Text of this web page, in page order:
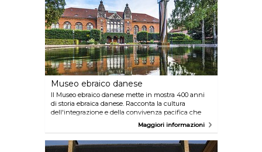
organizza numerosi esperimenti e attività che
faranno appassionare i vostri bambini interessati
alla scienza fin da subito. Alcune delle attività
proposte sono il Tunnel dei sensi e il Labirinto della
Luce.
Museo ebraico danese
Il Museo ebraico danese mette in mostra 400 anni
di storia ebraica danese. Racconta la cultura
dell'integrazione e della convivenza pacifica che
intressa non solo il popolo ebraico, ma l´umanità
intera. Lo spettacolare spazio dedicato alla mostra è
stato progettato dall'architetto di fama mondiale
Daniel Libeskind.
Maggiori informazioni